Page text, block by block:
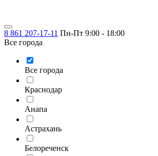
8 861 207-17-11 Пн-Пт 9:00 - 18:00
Все города
Все города
Краснодар
Анапа
Астрахань
Белореченск